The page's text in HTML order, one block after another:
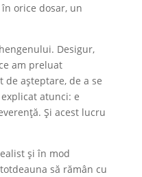
orice dosar, un
Desigur,
am preluat
așteptare, de a se
atunci: e
Și acest lucru
și în mod
să rămân cu